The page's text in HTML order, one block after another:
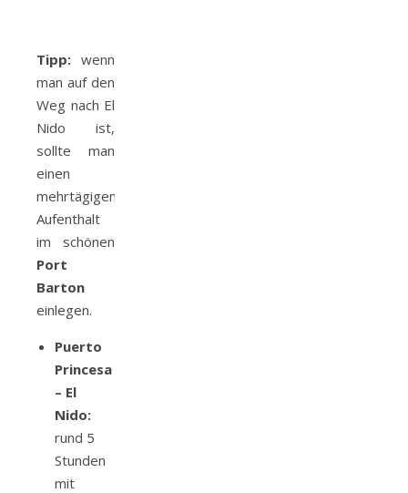
Tipp: wenn
man auf den
Weg nach El
Nido ist,
sollte man
einen
mehrtägigen
Aufenthalt
im schönen
Port
Barton
einlegen.
Puerto
Princesa
– El
Nido:
rund 5
Stunden
mit